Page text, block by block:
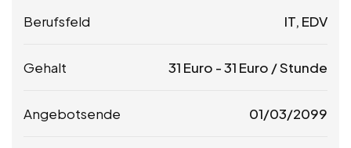
Berufsfeld IT, EDV
Gehalt 31 Euro -31 Euro / Stunde
Angebotsende 01/03/2099